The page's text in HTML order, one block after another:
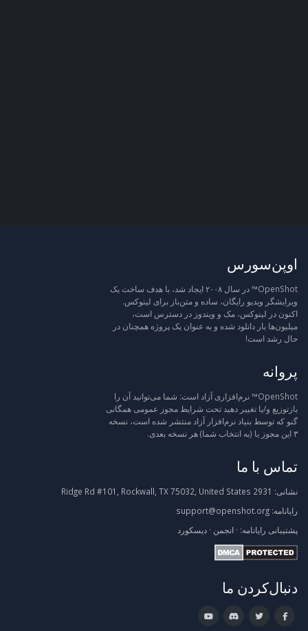
اوپن‌سورس
OpenShot™ در سال ۲۰۰۸ ایجاد شد، با هدف ساخت یک
ویرایشگر ویدیو رایگان، ساده و متن‌باز برای لینوکس.
اکنون در لینوکس، مک و ویندوز در دسترس است،
میلیون‌ها بار دانلود شده و به عنوان یک پروژه همچنان در
حال رشد است!
پروانه
OpenShot™ نرم‌افزاری آزاد است: شما می‌توانید آن را
بازتوزیع و/یا تغییر دهید تحت شرایط مجوز عمومی همگانی
گنو که توسط بنیاد نرم‌افزار آزاد منتشر شده است، نسخه
۳ این مجوز یا (به انتخاب شما) هر نسخه بعدی.
تماس با ما
نشانی:
رایانامه: support@openshot.org
پشتیبانی رایانامه: · انجمن · دیسکورد
دنبال‌کردن ما